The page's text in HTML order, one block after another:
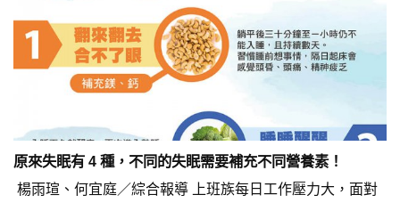
原來失眠有 4 種，不同的失眠需要補充不同營養素！
楊雨瑄、何宜庭／綜合報導 上班族每日工作壓力大，面對